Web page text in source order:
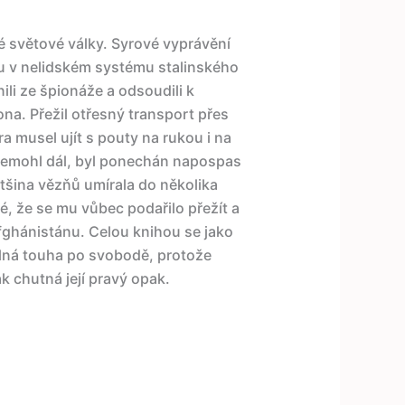
války. Syrové vyprávění
v nelidském systému stalinského
ze špionáže a odsoudili k
Přežil otřesný transport přes
musel ujít s pouty na rukou i na
dál, byl ponechán napospas
vězňů umírala do několika
že se mu vůbec podařilo přežít a
Celou knihou se jako
touha po svobodě, protože
chutná její pravý opak.